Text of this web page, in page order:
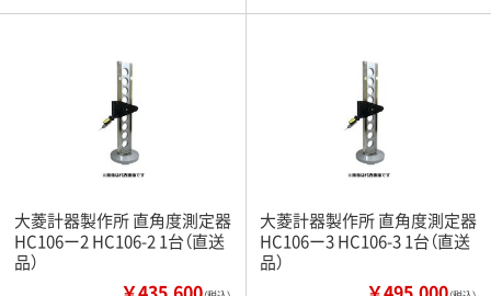
大菱計器製作所 直角度測定器
HC106ー2 HC106-2 1台（直送
品）
大菱計器製作所 直角度測定器
HC106ー3 HC106-3 1台（直送
品）